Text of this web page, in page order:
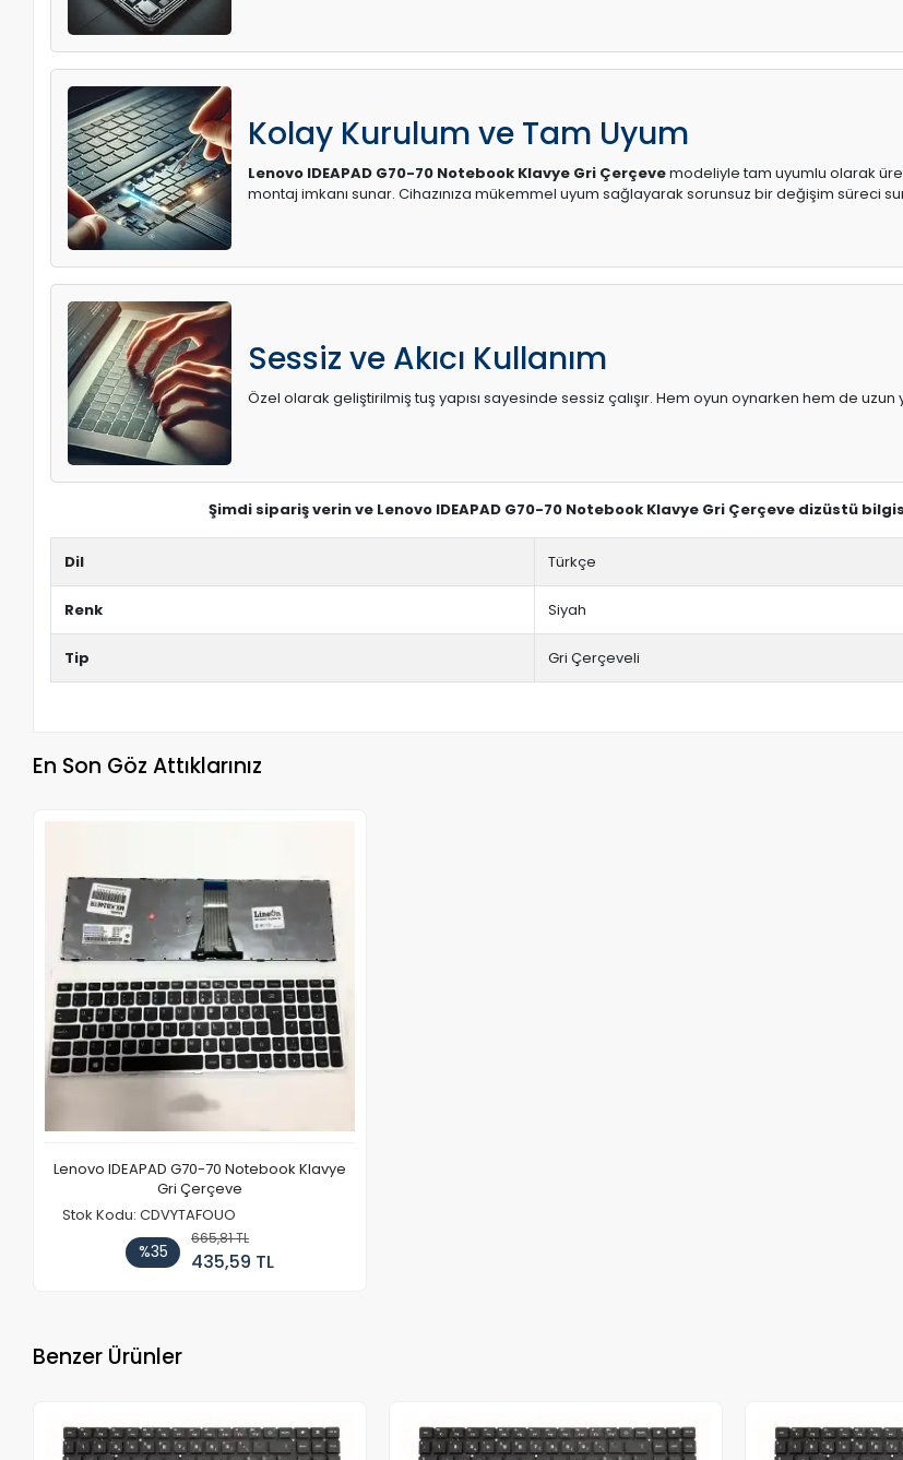
Kolay Kurulum ve Tam Uyum
Lenovo IDEAPAD G70-70 Notebook Klavye Gri Çerçevemodeliyle tam uyumlu olarak
montaj imkanı sunar. Cihazınıza mükemmel uyum sağlayarak sorunsuz bir değişim süreci
Sessiz ve Akıcı Kullanım
Özel olarak geliştirilmiş tuş yapısı sayesinde sessiz çalışır. Hem oyun oynarken hem de
Şimdi sipariş verin ve Lenovo IDEAPAD G70-70 Notebook Klavye Gri Çerçeve dizüstü
Dil Türkçe
Renk Siyah
Tip Gri Çerçeveli
En Son Göz Attıklarınız
Lenovo IDEAPAD G70-70 Notebook Klavye
Gri Çerçeve
Stok Kodu: CDVYTAFOUO
%35
665,81 TL
435,59 TL
Benzer Ürünler